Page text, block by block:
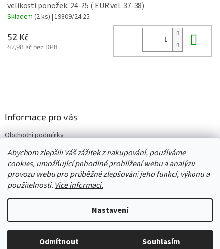
Abychom zlepšili Váš zážitek z nakupování, používáme
cookies, umožňující pohodlné prohlížení webu a analýzu
provozu webu pro průběžné zlepšování jeho funkcí, výkonu a
použitelnosti. Více informaci.
Nastavení
Odmítnout Souhlasím
velikosti ponožek: 24-25 ( EUR vel. 37-38)
Skladem (2 ks) | 19809/24-25
52 Kč
42,98 Kč bez DPH
í
Informace pro vás
Obchodní podmínky
Vrácení/výměna/reklamace
Velkoobchod
Copyright 2026Červený Tulipán. Všechna práva vyhrazena.Upravit